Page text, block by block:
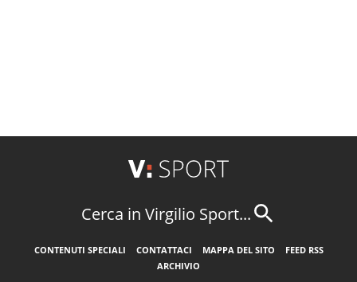
Cerca in Virgilio Sport...
CONTENUTI SPECIALI CONTATTACI MAPPA DEL SITO
FEED RSS
ARCHIVIO